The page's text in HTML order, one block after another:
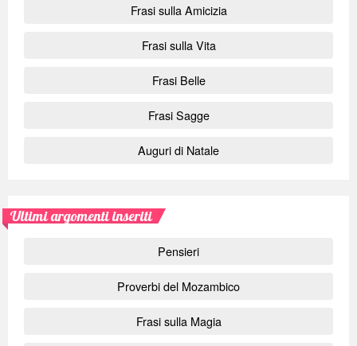
Frasi sulla Amicizia
Frasi sulla Vita
Frasi Belle
Frasi Sagge
Auguri di Natale
Ultimi argomenti inseriti
Pensieri
Proverbi del Mozambico
Frasi sulla Magia